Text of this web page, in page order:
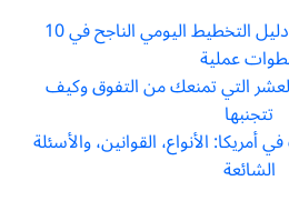
من الفوضى إلى الإنجاز: دليل التخطيط اليومي الناجح في 10
عملية
التي تمنعك من التفوق وكيف
تتجنبها
الأنواع، القوانين، والأسئلة
الشائعة